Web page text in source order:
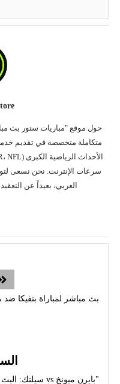
حول موقع "مباريات ستور بث
متكاملة متخصصة في تقديم
سرعات الإنترنت. نحن نسعى
العربي، بعيداً عن